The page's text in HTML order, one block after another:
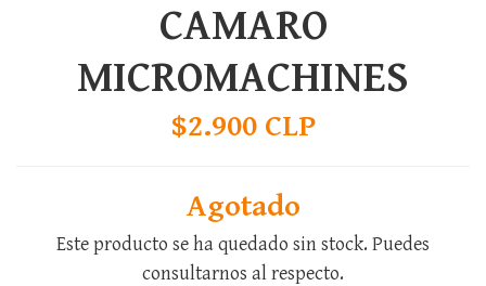
CAMARO
MICROMACHINES
$2.900 CLP
Agotado
Este producto se ha quedado sin stock. Puedes
consultarnos al respecto.